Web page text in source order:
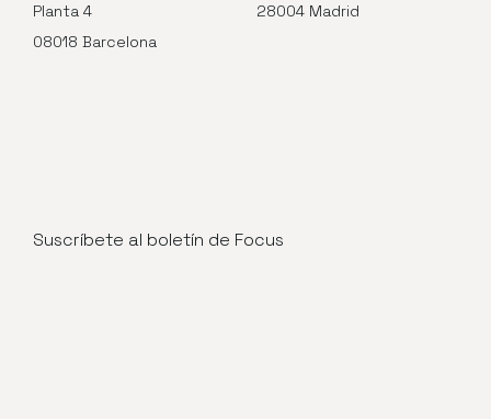
Planta 4
08018 Barcelona
28004 Madrid
Suscríbete al boletín de Focus